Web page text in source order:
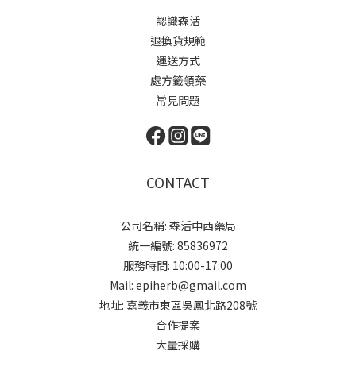
認識森活
退換貨規範
運送方式
處方籤領藥
常見問題
CONTACT
公司名稱: 森活中西藥局
統一編號: 85836972
服務時間: 10:00-17:00
Mail: epiherb@gmail.com
地址: 嘉義市東區吳鳳北路208號
合作提案
大量採購